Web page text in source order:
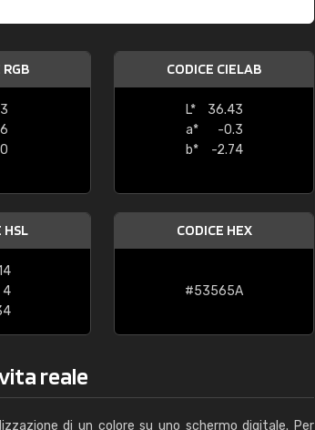
RGB CODICE CIELAB
L*
36.43
a*
-0.3
b*
-2.74
HSL
4
CODICE HEX
#53565A
reale
di un colore su uno schermo digitale. Per